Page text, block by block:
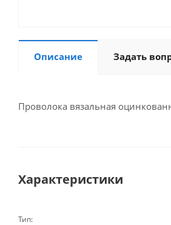
Описание Задать
Проволока вязальная
Характеристики
Тип: